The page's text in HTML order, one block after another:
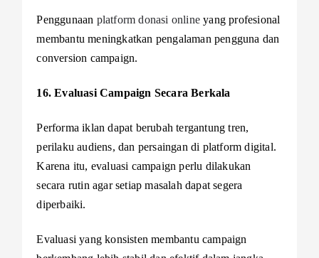
Penggunaan platform donasi onlineyang profesional
membantu meningkatkan pengalaman pengguna dan
conversion campaign.
16. Evaluasi Campaign Secara Berkala
Performa iklan dapat berubah tergantung tren,
perilaku audiens, dan persaingan di platform digital.
Karena itu, evaluasi campaign perlu dilakukan
secara rutin agar setiap masalah dapat segera
diperbaiki.
Evaluasi yang konsisten membantu campaign